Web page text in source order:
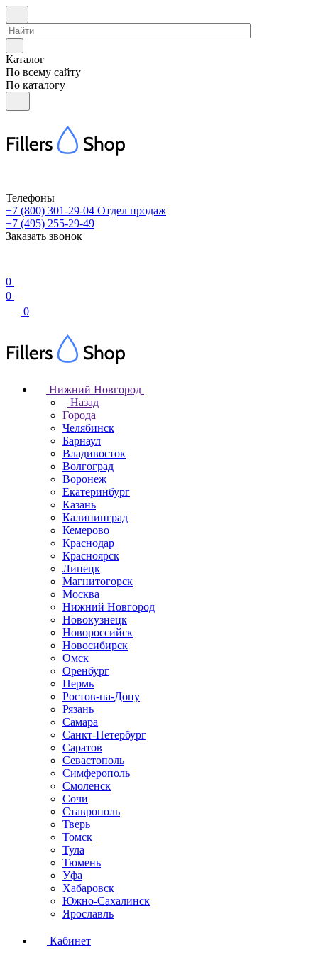
Каталог
По всему сайту
По каталогу
Телефоны
+7 (800) 301-29-04 Отдел продаж
+7 (495) 255-29-49
Заказать звонок
0
0
0
Нижний Новгород
Назад
Города
Челябинск
Барнаул
Владивосток
Волгоград
Воронеж
Екатеринбург
Казань
Калининград
Кемерово
Краснодар
Красноярск
Липецк
Магнитогорск
Москва
Нижний Новгород
Новокузнецк
Новороссийск
Новосибирск
Омск
Оренбург
Пермь
Ростов-на-Дону
Рязань
Самара
Санкт-Петербург
Саратов
Севастополь
Симферополь
Смоленск
Сочи
Ставрополь
Тверь
Томск
Тула
Тюмень
Уфа
Хабаровск
Южно-Сахалинск
Ярославль
Кабинет